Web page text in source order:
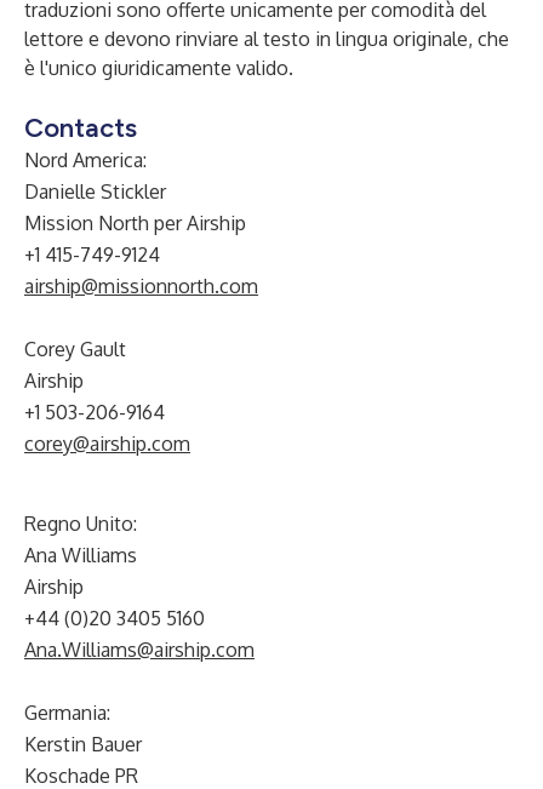
traduzioni sono offerte unicamente per comodità del
lettore e devono rinviare al testo in lingua originale, che
è l'unico giuridicamente valido.
Contacts
Nord America:
Danielle Stickler
Mission North per Airship
+1 415-749-9124
airship@missionnorth.com
Corey Gault
Airship
+1 503-206-9164
corey@airship.com
Regno Unito:
Ana Williams
Airship
+44 (0)20 3405 5160
Ana.Williams@airship.com
Germania:
Kerstin Bauer
Koschade PR